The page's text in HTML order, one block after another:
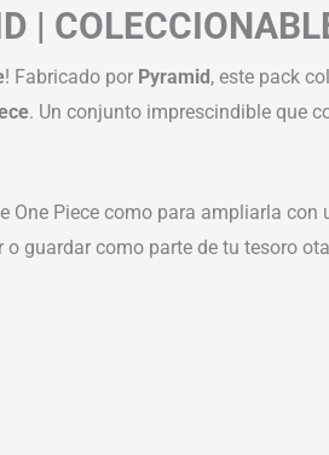
|
! Fabricado por Pyramid, este pack
. Un conjunto imprescindible que
Piece como para ampliarla
o guardar como parte de tu tesoro